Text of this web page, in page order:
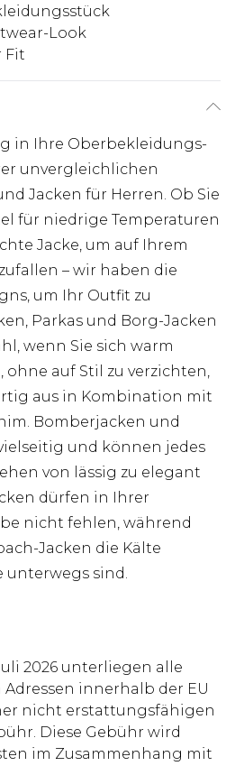
Look
Fit
in Ihre Oberbekleidungs-
unvergleichlichen
Jacken für Herren. Ob Sie
für niedrige Temperaturen
Jacke, um auf Ihrem
– wir haben die
um Ihr Outfit zu
Parkas und Borg-Jacken
wenn Sie sich warm
auf Stil zu verzichten,
aus in Kombination mit
Bomberjacken und
und können jedes
von lässig zu elegant
dürfen in Ihrer
nicht fehlen, während
Jacken die Kälte
unterwegs sind.
2026 unterliegen alle
innerhalb der EU
nicht erstattungsfähigen
Diese Gebühr wird
im Zusammenhang mit